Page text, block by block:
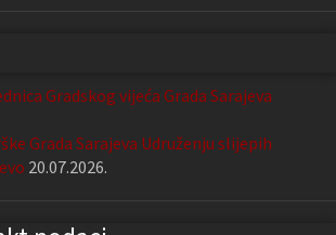
Gradskog vijeća Grada Sarajeva
Grada Sarajeva Udruženju slijepih
20.07.2026.